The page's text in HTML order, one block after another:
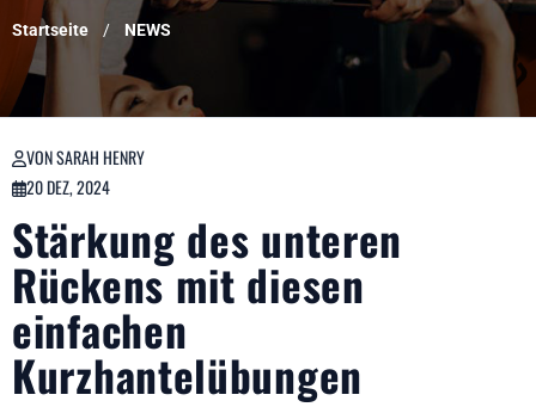
Startseite NEWS
VON SARAH HENRY
20 DEZ, 2024
Stärkung des unteren
Rückens mit diesen
einfachen
Kurzhantelübungen